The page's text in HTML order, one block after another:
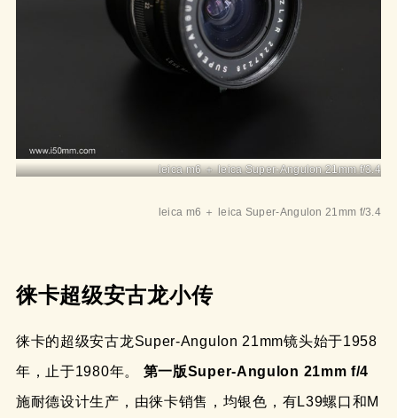
leica m6 ＋ leica Super-Angulon 21mm f/3.4
leica m6 ＋ leica Super-Angulon 21mm f/3.4
徕卡超级安古龙小传
徕卡的超级安古龙Super-Angulon 21mm镜头始于1958
年，止于1980年。 第一版Super-Angulon 21mm f/4
施耐德设计生产，由徕卡销售，均银色，有L39螺口和M